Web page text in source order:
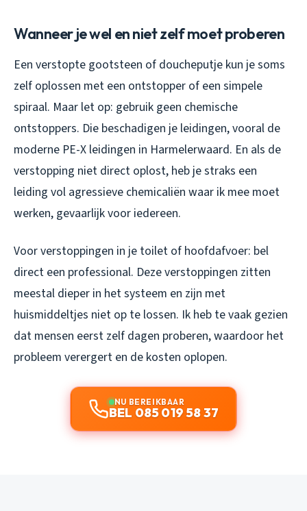
Wanneer je wel en niet zelf moet proberen
Een verstopte gootsteen of doucheputje kun je soms
zelf oplossen met een ontstopper of een simpele
spiraal. Maar let op: gebruik geen chemische
ontstoppers. Die beschadigen je leidingen, vooral de
moderne PE-X leidingen in Harmelerwaard. En als de
verstopping niet direct oplost, heb je straks een
leiding vol agressieve chemicaliën waar ik mee moet
werken, gevaarlijk voor iedereen.
Voor verstoppingen in je toilet of hoofdafvoer: bel
direct een professional. Deze verstoppingen zitten
meestal dieper in het systeem en zijn met
huismiddeltjes niet op te lossen. Ik heb te vaak gezien
dat mensen eerst zelf dagen proberen, waardoor het
probleem verergert en de kosten oplopen.
NU BEREIKBAAR
BEL 085 019 58 37